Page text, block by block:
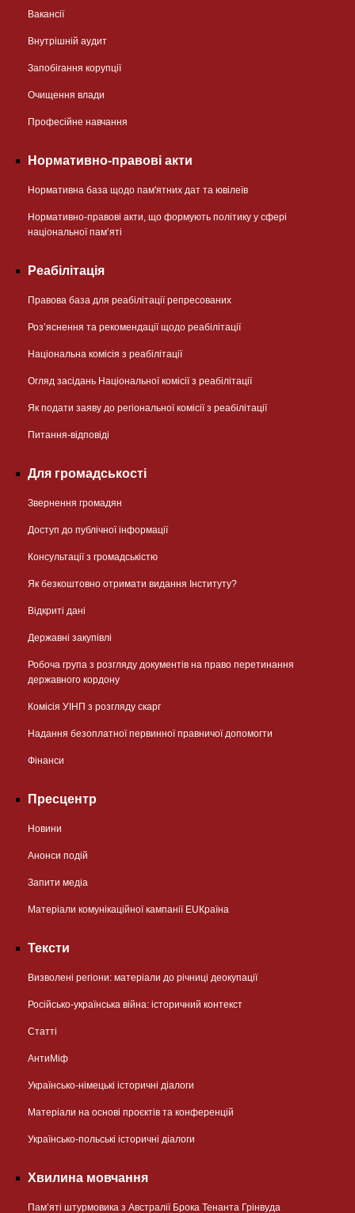
Вакансії
Внутрішній аудит
Запобігання корупції
Очищення влади
Професійне навчання
Нормативно-правові акти
Нормативна база щодо пам'ятних дат та ювілеїв
Нормативно-правові акти, що формують політику у сфері
національної памʼяті
Реабілітація
Правова база для реабілітації репресованих
Розʼяснення та рекомендації щодо реабілітації
Національна комісія з реабілітації
Огляд засідань Національної комісії з реабілітації
Як подати заяву до регіональної комісії з реабілітації
Питання-відповіді
Для громадськості
Звернення громадян
Доступ до публічної інформації
Консультації з громадськістю
Як безкоштовно отримати видання Інституту?
Відкриті дані
Державні закупівлі
Робоча група з розгляду документів на право перетинання
державного кордону
Комісія УІНП з розгляду скарг
Надання безоплатної первинної правничої допомогти
Фінанси
Пресцентр
Новини
Анонси подій
Запити медіа
Матеріали комунікаційної кампанії EUКраїна
Тексти
Визволені регіони: матеріали до річниці деокупації
Російсько-українська війна: історичний контекст
Статті
АнтиМіф
Українсько-німецькі історичні діалоги
Матеріали на основі проєктів та конференцій
Українсько-польські історичні діалоги
Хвилина мовчання
Пам’яті штурмовика з Австралії Брока Тенанта Грінвуда